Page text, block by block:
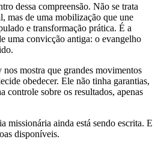
dessa compreensão. Não se trata
mas de uma mobilização que une
e transformação prática. É a
uma convicção antiga: o evangelho
mostra que grandes movimentos
obedecer. Ele não tinha garantias,
controle sobre os resultados, apenas
missionária ainda está sendo escrita. E
disponíveis.